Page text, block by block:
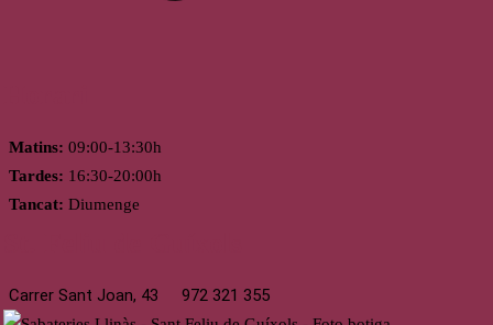
Matins: 09:00-13:30h
Tardes: 16:30-20:00h
Tancat: Diumenge
Carrer Sant Joan, 43 972 321 355